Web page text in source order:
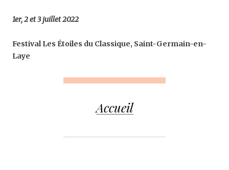
1er, 2 et 3 juillet 2022
Festival Les Étoiles du Classique, Saint-Germain-en-
Laye
Accueil